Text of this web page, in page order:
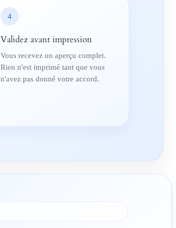
4
Validez avant impression
Vous recevez un aperçu complet.
Rien n'est imprimé tant que vous
n'avez pas donné votre accord.